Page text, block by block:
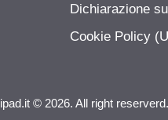
Dichiarazione
Cookie Policy
ipad.it © 2026. All right reserverd.